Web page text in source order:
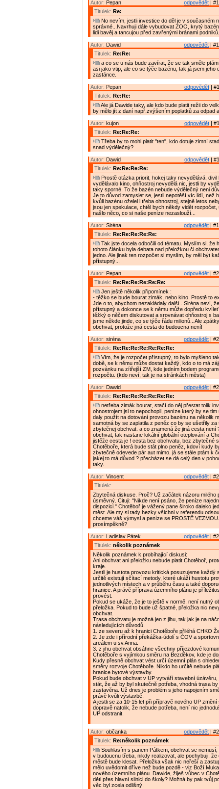
odpovědět |
Autor: Pepan
Titulek: Re:
No nevím, jestli investice do děl je v současném
správné...Navrhuji dále vybudovat ZOO, krytý
lidi bavěj a tancujou před zavřenými bránami podniků.
odpovědět |
Autor: Dawid
Titulek: Re:Re:
a co se u nás bude zavírat, že se tak směle
asi jako vtip, ale co se týče bazénu, tak já jsem jeho
zastánce.
odpovědět |
Autor: Pepan
Titulek: Re:Re:
Ale já Dawide taky, ale kdo bude platit režii do
by mělo jít z daní např.zvýšením poplatků za odpad
odpovědět |
Autor: kujon
Titulek: Re:Re:Re:
Třeba by to mohl platit "ten", kdo dotuje zimní
snad výdělečný?
odpovědět |
Autor: Dawid
Titulek: Re:Re:Re:Re:
Prostě otázka priorit, hokej taky nevydělává,
vydělávalo kino, ohňostroj nevydělá nic, jestli by
taky sporné. To že bazén nebude výdělečný neni
Je to důvod zamyslet se, jestli nepotěší víc lidí, než
kvůli bazénu oželel i třeba ohnostroj, stejně letos
jsou jen spekulace, chtěl bych někdy vidět rozpočet,
našlo něco, co si naše peníze nezaslouží...
odpovědět |
Autor: Siréna
Titulek: Re:Re:Re:Re:Re:
Tak jste docela odbočili od tématu. Myslím si, že
tohoto článku byla debata nad přeložkou či
jedno. Ale jinak ten rozpočet si myslím, by měl být
přístupný...
odpovědět |
Autor: Pepan
Titulek: Re:Re:Re:Re:Re:Re:
Jen ještě několik připomínek :
- těžko se bude bourat zimák, nebo kino. Prostě to
Jde o to, abychom nezakládaly další . Siréna neví,
přístupný a dokonce se k němu může dopředu
těžký o něčem diskutovat a srovnávat ohňostroj s
jsme někde jinde, co se týče řádu milionů...Ale
obchvat, protože jiná cesta do budoucna není!
odpovědět |
Autor: siréna
Titulek: Re:Re:Re:Re:Re:Re:Re:
Vím, že je rozpočet přístupný, to bylo myšleno
době, se k němu může dostat každý, kdo o to má
pozvánku na zítřejší ZM, kde jedním bodem
rozpočtu. (kdo neví, tak je na stránkách města)
odpovědět |
Autor: Dawid
Titulek: Re:Re:Re:Re:Re:Re:Re:
netřeba zimák bourat, stačí do něj přestat tolik
ohnostrojem jsi to nepochopil, peníze který by se tim
daly použít na dotování provozu bazénu na několik
samotná by se zaplatila z peněz co by se ušetřily za
zbytečnej obchvat. a co znamená že jiná cesta není
obchvat, tak nastane lokální globální oteplování a
jistěže cesta je ! cesta bez obchvatu, bez zbytečné
Chotěboře, která bude stát plno peněz, kdoví kudy
zbytečně odevede pár aut mimo. já se stále ptám k
jakej to má důvod ? přecházet se dá celý den v
taky.
odpovědět |
Autor: Vincent
Titulek:
Zbytečná diskuse. Proč? Už začátek názoru milého
úsměvný. Cituji: "Nikde není psáno, že peníze
dispozici." Chotěboř je vážený pane široko daleko
měst. Ale my si tady hezky všichni v referendu
chceme váš výmysl a peníze se PROSTĚ
prosímpěkně?
odpovědět |
Autor: Ladislav Pátek
Titulek: několik poznámek
Několik poznámek k probíhající diskusi:
Ani obchvat ani přeložku nebude platit Chotěboř,
kraje.
Jestli je hustota provozu kritická posuzujeme každý
určitě existují sčítací metody, které ukáží hustotu
jednotlivých místech a v průběhu času a také
hranice. A právě příprava územního plánu je
provést.
Pokud se ukáže, že je to ještě v normě, není nutný
přeložka. Pokud to bude už špatné, přeložka nic
obchvat.
Trasa obchvatu je možná jen z jihu, tak jak je na
následujících důvodů.
1. ze severu až k hranici Chotěboře přiléhá CHKO
2. Je zde i přírodní překážka-údolí s ČOV a
areálem u sv.Anna.
3. z jihu obchvat obsáhne všechny příjezdové
Chotěboře s vyjímkou směru na Bezděkov, kde je
Kudy přesně obchvat vést určí územní plán s
směry rozvoje Chotěboře. Nikdo ho určitě nebude
hranice bytové výstavby.
Pokud bude obchvat v UP vytváří stavební úzávěru,
stát, že až by byl skutečně potřeba, vhodná trasa by
zastavěna. Už dnes je problém s jeho napojením
právě kvůli výstavbě.
A jestli se za 10-15 let při přípravě nového UP změní
dopravě natolik, že nebude potřeba, není nic
UP odstranit.
odpovědět |
Autor: občanka
Titulek: Re:několik poznámek
Souhlasím s panem Pátkem, obchvat se nemusí,
v budoucnu třeba, nikdy realizovat, ale pochybuji, že
městě bude klesat. Přeložka však nic neřeší a
mělo uvědomit dříve než bude pozdě - viz Boží
nového územního plánu. Dawide, žiješ vůbec v
děti přes hlavní silnici do školy? Možná by pak tvůj
věc byl zcela odlišný.